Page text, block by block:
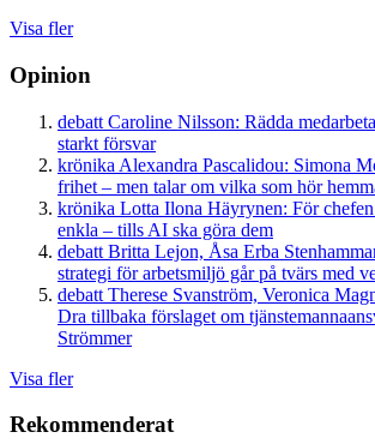
Visa fler
Opinion
debatt Caroline Nilsson: Rädda
starkt försvar
krönika Alexandra Pascalidou: Simona
frihet – men talar om vilka som hör
krönika Lotta Ilona Häyrynen: För
enkla – tills AI ska göra dem
debatt Britta Lejon, Åsa Erba
strategi för arbetsmiljö går på tvärs med
debatt Therese Svanström, Veronica
Dra tillbaka förslaget om
Strömmer
Visa fler
Rekommenderat